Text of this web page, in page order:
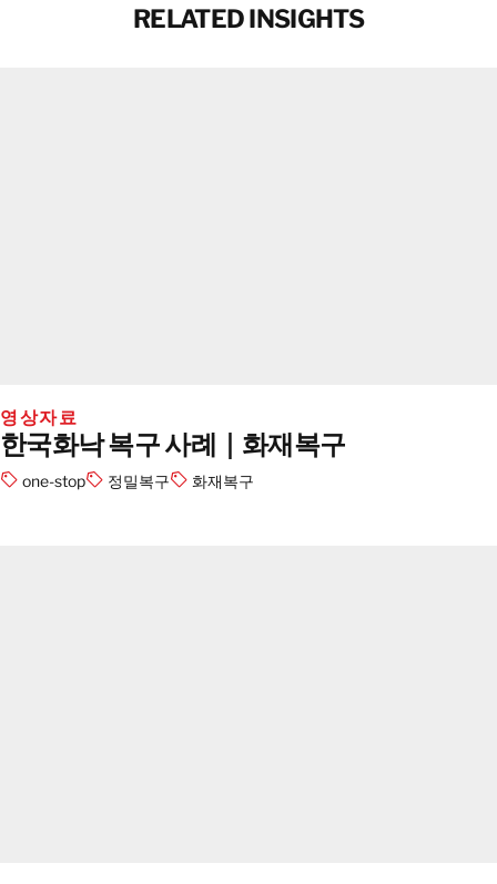
RELATED INSIGHTS
영상자료
한국화낙 복구 사례｜화재복구
one-stop 정밀복구 화재복구